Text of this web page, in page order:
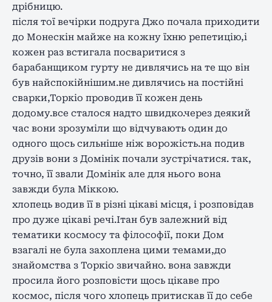
дрібницю.
після тої вечірки подруга Джо почала приходити
до Монескін майже на кожну їхню репетицію,і
кожен раз встигала посваритися з
барабанщиком гурту не дивлячись на те що він
був найспокійнішим.не дивлячись на постійні
сварки,Торкіо проводив її кожен день
додому.все сталося надто швидко.через деякий
час вони зрозуміли що відчувають один до
одного щось сильніше ніж ворожість.на подив
друзів вони з Домінік почали зустрічатися. так,
точно, її звали Домінік але для нього вона
завжди була Міккою.
хлопець водив її в різні цікаві місця, і розповідав
про дуже цікаві речі.Ітан був залежний від
тематики космосу та філософії, поки Дом
взагалі не була захоплена цими темами,до
знайомства з Торкіо звичайно. вона завжди
просила його розповісти щось цікаве про
космос, після чого хлопець притискав її до себе